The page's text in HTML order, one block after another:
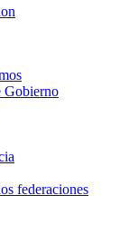
Gobierno
federaciones